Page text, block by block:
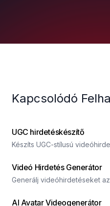
Kapcsolódó
UGC hirdetéskészítő
Készíts UGC-stílusú
Videó Hirdetés Generátor
Generálj videóhirdetéseket
AI Avatar Videogenerátor